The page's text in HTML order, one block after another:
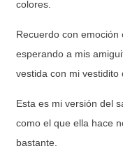
colores.
Recuerdo con
esperando a mis
vestida con mi vestidito
Esta es mi versión del
como el que ella hace
bastante.